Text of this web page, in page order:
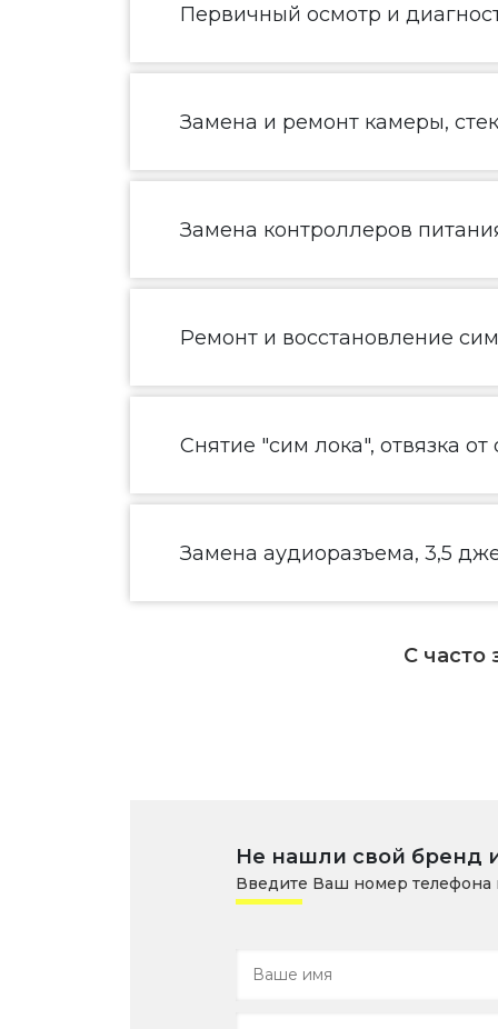
Первичный осмотр и
Замена и ремонт камеры,
Замена контроллеров
Ремонт и восстановление
Снятие "сим лока", отвязка от
Замена аудиоразъема, 3,5
С
Не нашли свой бренд
Введите Ваш номер телефона